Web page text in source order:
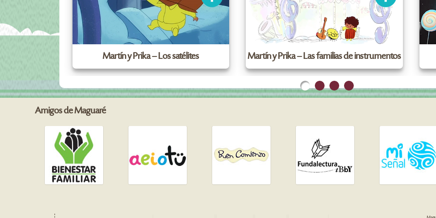
Martín y Prika – Los satélites Martín y Prika – Las familias de instrumentos
Amigos de Maguaré